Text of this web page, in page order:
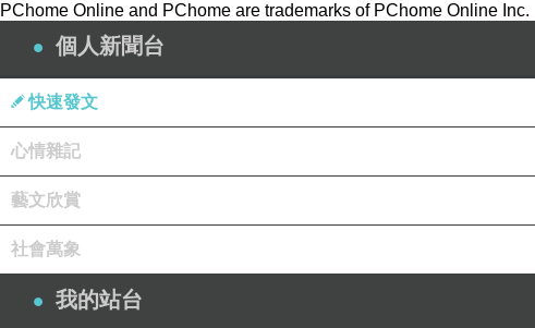
【育兒甘苦談】美好小時光
文/小米嘛
PChome Online and PChome are trademarks of PChome Online Inc.
個人新聞台
快速發文
心情雜記
藝文欣賞
社會萬象
我的站台